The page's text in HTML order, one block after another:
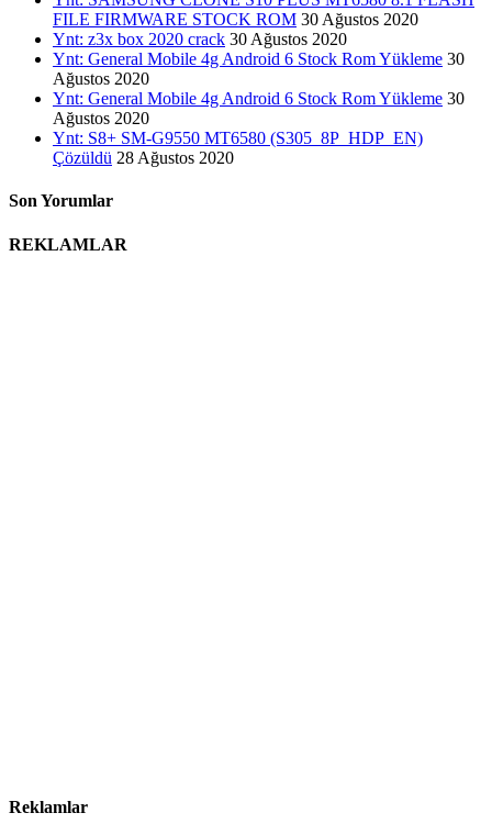
FILE FIRMWARE STOCK ROM 30 Ağustos 2020
Ynt: z3x box 2020 crack 30 Ağustos 2020
Ynt: General Mobile 4g Android 6 Stock Rom Yükleme 30
Ağustos 2020
Ynt: General Mobile 4g Android 6 Stock Rom Yükleme 30
Ağustos 2020
Ynt: S8+ SM-G9550 MT6580 (S305_8P_HDP_EN)
Çözüldü 28 Ağustos 2020
Son Yorumlar
REKLAMLAR
Reklamlar